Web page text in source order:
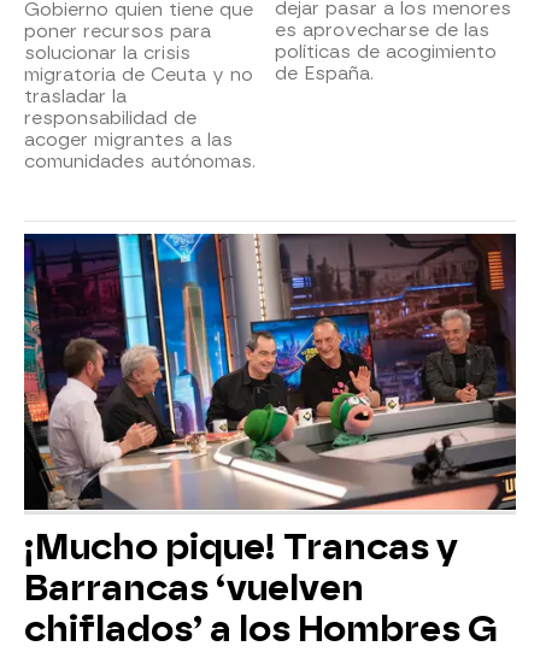
Gobierno quien tiene que
poner recursos para
solucionar la crisis
migratoria de Ceuta y no
trasladar la
responsabilidad de
acoger migrantes a las
comunidades autónomas.
dejar pasar a los menores
es aprovecharse de las
políticas de acogimiento
de España.
¡Mucho pique! Trancas y
Barrancas ‘vuelven
chiflados’ a los Hombres G